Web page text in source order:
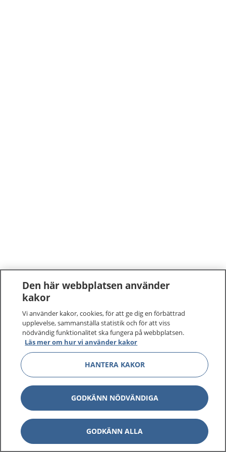
Den här webbplatsen använder
kakor
Vi använder kakor, cookies, för att ge dig en förbättrad
upplevelse, sammanställa statistik och för att viss
nödvändig funktionalitet ska fungera på webbplatsen.
Läs mer om hur vi använder kakor
HANTERA KAKOR
GODKÄNN NÖDVÄNDIGA
GODKÄNN ALLA